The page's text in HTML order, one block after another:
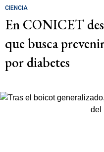
CIENCIA
En CONICET
que busca
por diabetes